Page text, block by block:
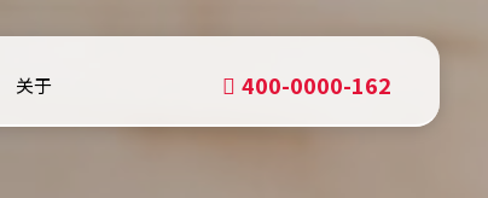
关于 400-0000-162